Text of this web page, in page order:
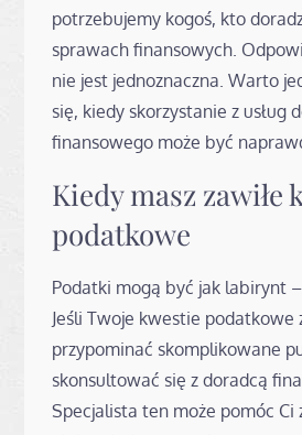
potrzebujemy kogoś, kto
sprawach finansowych.
nie jest jednoznaczna. Warto
się, kiedy skorzystanie z usług
finansowego może być
Kiedy masz zawiłe
podatkowe
Podatki mogą być jak labirynt –
Jeśli Twoje kwestie podatkowe
przypominać skomplikowane
skonsultować się z doradcą
Specjalista ten może pomóc Ci